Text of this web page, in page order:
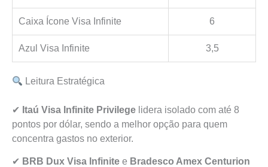
Caixa Ícone Visa Infinite 6
Azul Visa Infinite 3,5
Leitura Estratégica
✔ Itaú Visa Infinite Privilege lidera isolado com até 8
pontos por dólar, sendo a melhor opção para quem
concentra gastos no exterior.
✔ BRB Dux Visa Infinite e Bradesco Amex Centurion